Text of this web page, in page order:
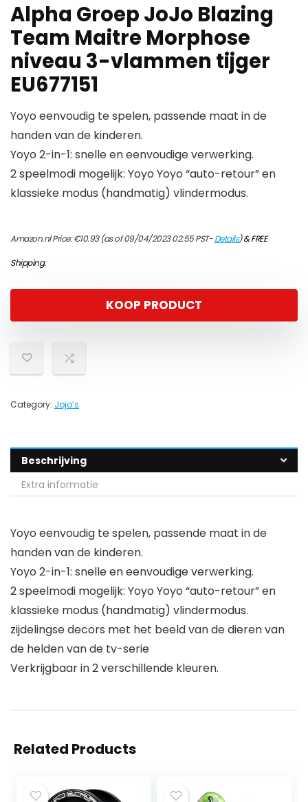
Alpha Groep JoJo Blazing
Team Maitre Morphose
niveau 3-vlammen tijger
EU677151
Yoyo eenvoudig te spelen, passende maat in de
handen van de kinderen.
Yoyo 2-in-1: snelle en eenvoudige verwerking.
2 speelmodi mogelijk: Yoyo Yoyo “auto-retour” en
klassieke modus (handmatig) vlindermodus.
Amazon.nl Price:€10.93(as of 09/04/2023 02:55 PST-Details)&FREE
Shipping.
KOOP PRODUCT
Category: Jojo’s
Beschrijving
Extra informatie
Yoyo eenvoudig te spelen, passende maat in de
handen van de kinderen.
Yoyo 2-in-1: snelle en eenvoudige verwerking.
2 speelmodi mogelijk: Yoyo Yoyo “auto-retour” en
klassieke modus (handmatig) vlindermodus.
zijdelingse decors met het beeld van de dieren van
de helden van de tv-serie
Verkrijgbaar in 2 verschillende kleuren.
Related Products